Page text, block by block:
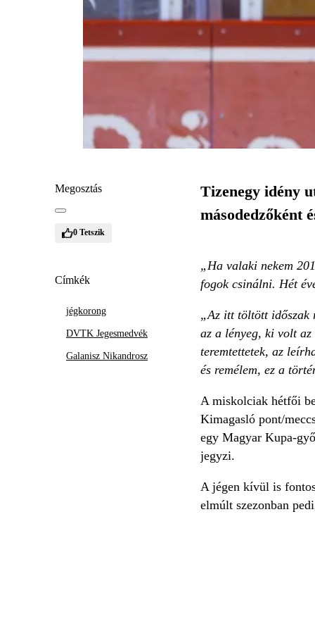
Megosztás
0 Tetszik
Címkék
jégkorong
DVTK Jegesmedvék
Galanisz Nikandrosz
Tizenegy idény
másodedzőként
„Ha valaki nekem
fogok csinálni. Hét
„Az itt töltött időszak
az a lényeg, ki volt
teremtettetek, az
és remélem, ez a
A miskolciak hétfői
Kimagasló pont/
egy Magyar Kupa-
jegyzi.
A jégen kívül is
elmúlt szezonban